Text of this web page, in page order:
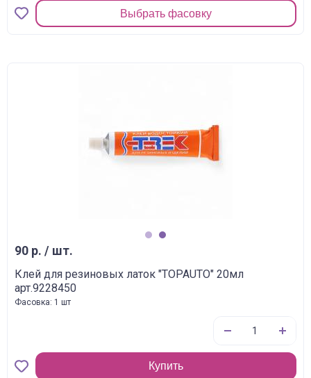
Выбрать фасовку
90 р. / шт.
Клей для резиновых латок "TOPAUTO" 20мл
арт.9228450
Фасовка: 1 шт
Купить